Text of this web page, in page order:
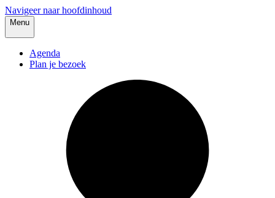
Navigeer naar hoofdinhoud
Menu
Agenda
Plan je bezoek